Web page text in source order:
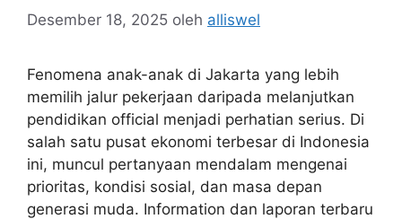
Desember 18, 2025 oleh alliswel
Fenomena anak-anak di Jakarta yang lebih
memilih jalur pekerjaan daripada melanjutkan
pendidikan official menjadi perhatian serius. Di
salah satu pusat ekonomi terbesar di Indonesia
ini, muncul pertanyaan mendalam mengenai
prioritas, kondisi sosial, dan masa depan
generasi muda. Information dan laporan terbaru